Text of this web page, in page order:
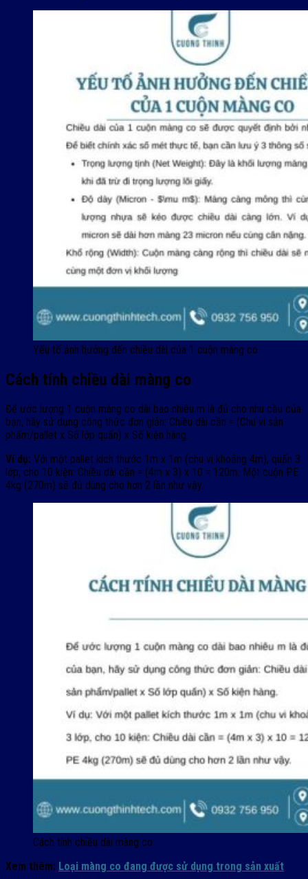
Yếu tố ảnh hưởng đến chiều dài của 1 cuộn màng co
Cách tính chiều dài màng co
Để ước lượng 1 cuộn màng co dài bao nhiêu m là đủ cho nhu cầu của
bạn, hãy sử dụng công thức đơn giản: Chiều dài cần = (Chu vi sản
phẩm/pallet x Số lớp quấn) x Số kiện hàng.
Ví dụ: Với một pallet kích thước 1m x 1m (chu vi khoảng 4m), quấn 3
lớp, cho 10 kiện: Chiều dài cần = (4m x 3) x 10 = 120m. Một cuộn PE
4kg (270m) sẽ đủ dùng cho hơn 2 lần như vậy.
Cách tính chiều dài màng co
Xem thêm: Loại màng co đang được sử dụng trong sản xuất